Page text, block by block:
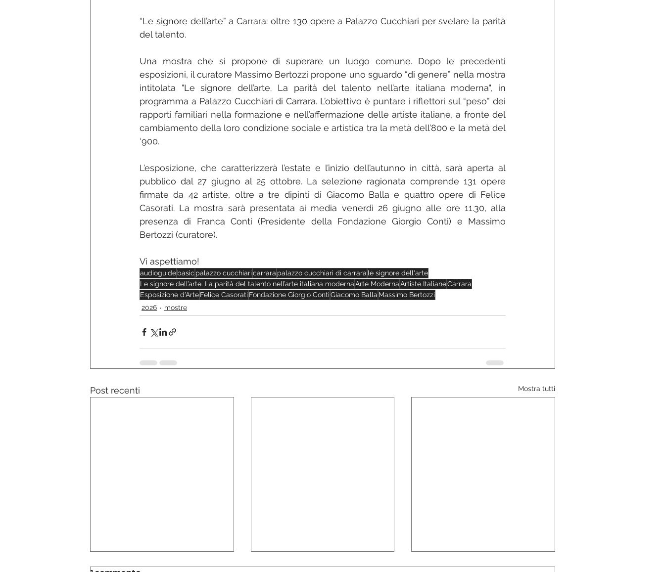
“Le signore dell’arte” a Carrara: oltre 130 opere a Palazzo Cucchiari per svelare la parità
del talento.
Una mostra che si propone di superare un luogo comune. Dopo le precedenti
esposizioni, il curatore Massimo Bertozzi propone uno sguardo “di genere” nella mostra
intitolata "Le signore dell’arte. La parità del talento nell’arte italiana moderna", in
programma a Palazzo Cucchiari di Carrara. L’obiettivo è puntare i riflettori sul “peso” dei
rapporti familiari nella formazione e nell’affermazione delle artiste italiane, a fronte del
cambiamento della loro condizione sociale e artistica tra la metà dell’800 e la metà del
‘900.
L’esposizione, che caratterizzerà l’estate e l’inizio dell’autunno in città, sarà aperta al
pubblico dal 27 giugno al 25 ottobre. La selezione ragionata comprende 131 opere
firmate da 42 artiste, oltre a tre dipinti di Giacomo Balla e quattro opere di Felice
Casorati. La mostra sarà presentata ai media venerdì 26 giugno alle ore 11.30, alla
presenza di Franca Conti (Presidente della Fondazione Giorgio Conti) e Massimo
Bertozzi (curatore).
Vi aspettiamo!
audioguidebasic palazzo cucchiaricarrara palazzo cucchiari di carrara le signore dell'arte
Le signore dell’arte. La parità del talento nell’arte italiana modernaArte ModernaArtiste ItalianeCarrara
Esposizione d'ArteFelice Casorati Fondazione Giorgio ContiGiacomo Balla Massimo Bertozzi
2026
mostre
Post recenti Mostra tutti